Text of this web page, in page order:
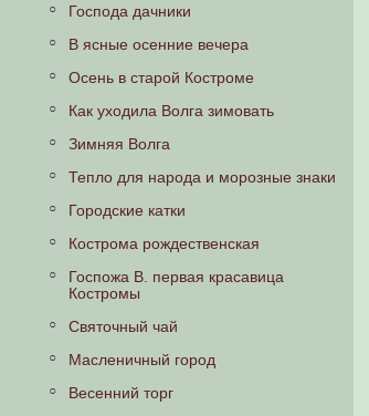
Торговые ряды, Ярмарки, базары
Тревожные события
В годы Русско-японской войны
После царского манифеста
Гимназия
Игры детей начала века
Костромской кинематограф
Празднование 300-летия дома
Под крылом попечительства
Господа дачники
В ясные осенние вечера
Осень в старой Костроме
Как уходила Волга зимовать
Зимняя Волга
Тепло для народа и морозные знаки
Городские катки
Кострома рождественская
Госпожа В. первая красавица
Костромы
Святочный чай
Масленичный город
Весенний торг